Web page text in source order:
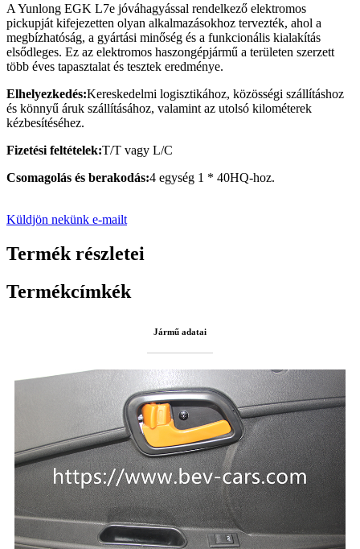
A Yunlong EGK L7e jóváhagyással rendelkező elektromos
pickupját kifejezetten olyan alkalmazásokhoz tervezték, ahol a
megbízhatóság, a gyártási minőség és a funkcionális kialakítás
elsődleges. Ez az elektromos haszongépjármű a területen szerzett
több éves tapasztalat és tesztek eredménye.
Elhelyezkedés:Kereskedelmi logisztikához, közösségi szállításhoz
és könnyű áruk szállításához, valamint az utolsó kilométerek
kézbesítéséhez.
Fizetési feltételek:T/T vagy L/C
Csomagolás és berakodás:4 egység 1 * 40HQ-hoz.
Küldjön nekünk e-mailt
Termék részletei
Termékcímkék
Jármű adatai